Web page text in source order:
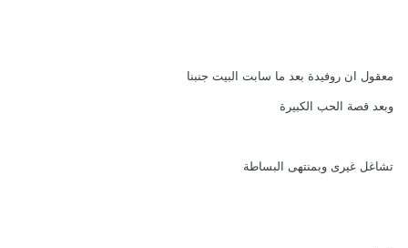
معقول ان روفيدة بعد ما سابت البيت جنبنا
وبعد قصة الحب الكبيرة
تشاغل غيرى وبمنتهى البساطة